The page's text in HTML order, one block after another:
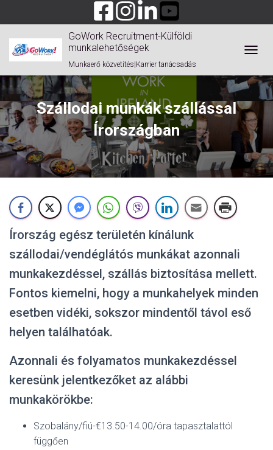
GoWork Recruitment-Külföldi
munkalehetőségek
Munkaerő közvetítés|Karrier tanácsadás
Szállodai munkák szállással
Írországban
Írország egész területén kínálunk
szállodai/vendéglátós munkákat azonnali
munkakezdéssel, szállás biztosítása mellett.
Fontos kiemelni, hogy a munkahelyek minden
esetben vidéki, sokszor mindentől távol eső
helyen találhatóak.
Azonnali és folyamatos munkakezdéssel
keresünk jelentkezőket az alábbi
munkakörökbe:
Szobalány/fiú-€13.50-14.00/óra tapasztalattól
függően